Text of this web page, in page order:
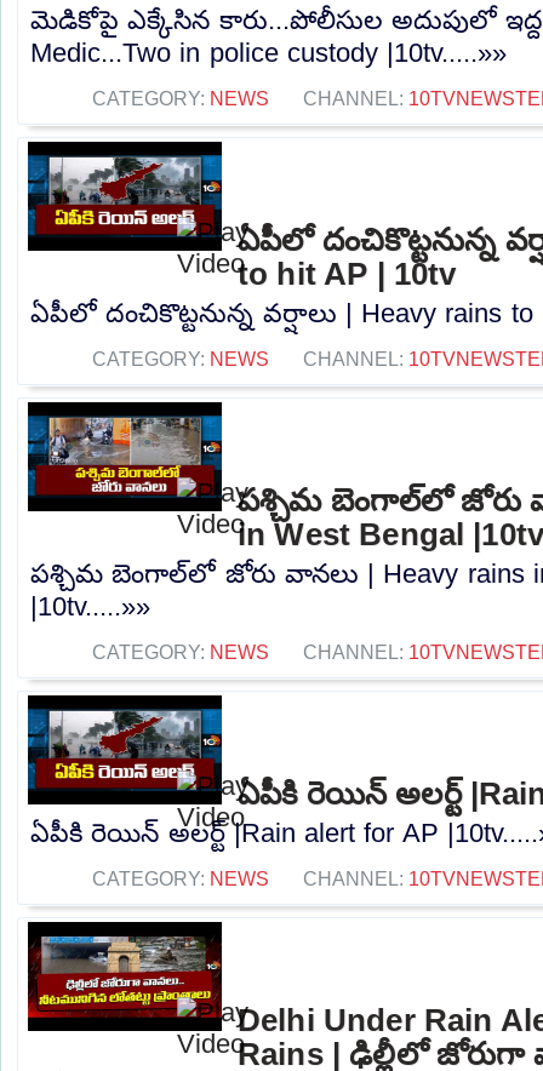
మెడికోపై ఎక్కేసిన కారు...పోలీసుల అదుపులో
Medic...Two in police custody |10tv.....»»
CATEGORY: NEWS CHANNEL:
ఏపీలో దంచికొట్టనున్న
to hit AP | 10tv
ఏపీలో దంచికొట్టనున్న వర్షాలు | Heavy rains to
CATEGORY: NEWS CHANNEL:
పశ్చిమ బెంగాల్‌లో జోరు
in West Bengal
పశ్చిమ బెంగాల్‌లో జోరు వానలు | Heavy rains
|10tv.....»»
CATEGORY: NEWS CHANNEL:
ఏపీకి రెయిన్ అలర్ట్
ఏపీకి రెయిన్ అలర్ట్ |Rain alert for AP
CATEGORY: NEWS CHANNEL:
Delhi Under Rain
Rains | ఢిల్లీలో